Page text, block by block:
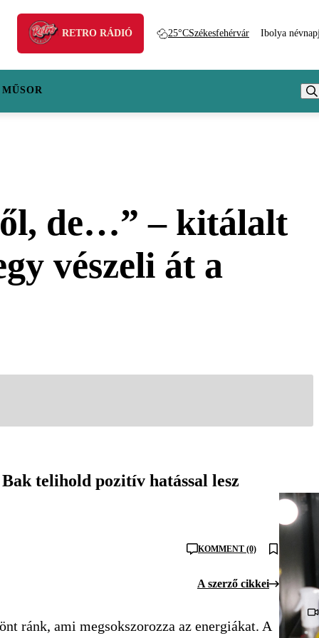
RETRO RÁDIÓ 25°CSzékesfehérvár Ibolya
de…” – kitálalt
vészeli át a
telihold pozitív hatással lesz
KOMMENT (0)
A szerző cikkei
ránk, ami megsokszorozza az energiákat. A